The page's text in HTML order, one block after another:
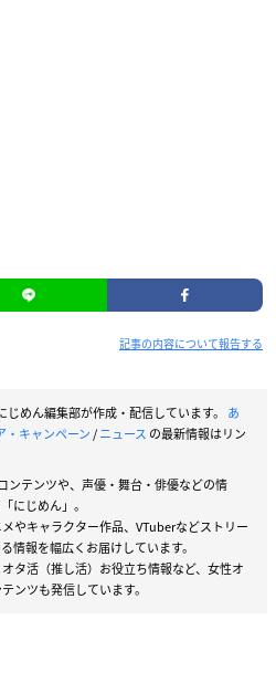
記事の内容について報告する
じめん編集部が作成・配信しています。 あ
・キャンペーン/ニュース の最新情報はリン
ンテンツや、声優・舞台・俳優などの情
にじめん」。
やキャラクター作品、VTuberなどストリー
情報を幅広くお届けしています。
タ活（推し活）お役立ち情報など、女性オ
ンツも発信しています。